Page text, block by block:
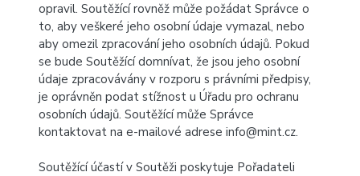
opravil. Soutěžící rovněž může požádat Správce o
to, aby veškeré jeho osobní údaje vymazal, nebo
aby omezil zpracování jeho osobních údajů. Pokud
se bude Soutěžící domnívat, že jsou jeho osobní
údaje zpracovávány v rozporu s právními předpisy,
je oprávněn podat stížnost u Úřadu pro ochranu
osobních údajů. Soutěžící může Správce
kontaktovat na e-mailové adrese info@mint.cz.
Soutěžící účastí v Soutěži poskytuje Pořadateli